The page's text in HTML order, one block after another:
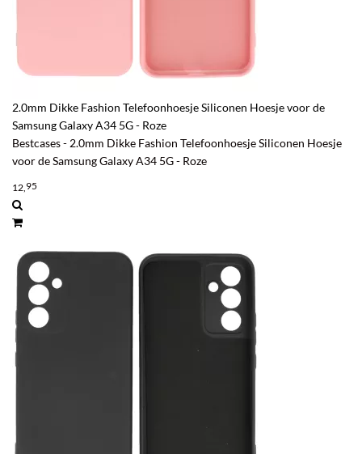
2.0mm Dikke Fashion Telefoonhoesje Siliconen Hoesje voor de
Samsung Galaxy A34 5G - Roze
Bestcases - 2.0mm Dikke Fashion Telefoonhoesje Siliconen Hoesje
voor de Samsung Galaxy A34 5G - Roze
12,95